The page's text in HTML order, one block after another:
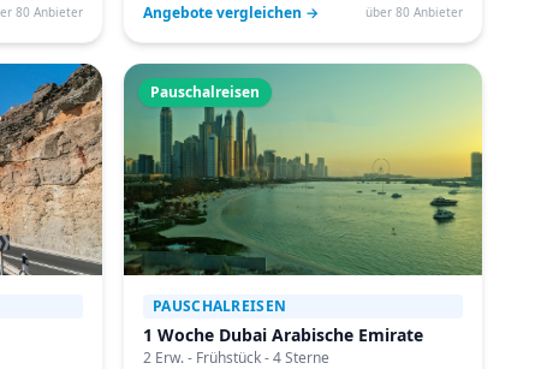
80 Anbieter
Angebote vergleichen →
über 80 Anbieter
Pauschalreisen
PAUSCHALREISEN
1 Woche Dubai Arabische Emirate
2 Erw. - Frühstück - 4 Sterne